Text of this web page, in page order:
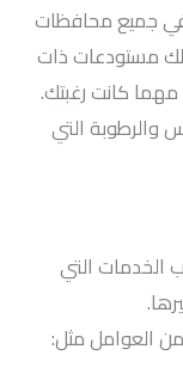
جميع محافظات
مستودعات ذات
كانت رغبتك.
التي
الخدمات التي
العوامل مثل: